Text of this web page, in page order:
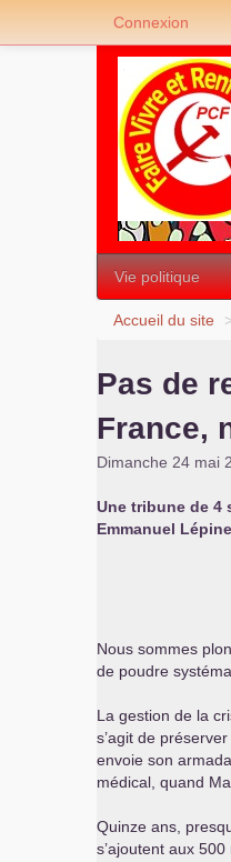
Vie politique
Accueil du site >
Pas de
France,
Dimanche 24 mai
Une tribune de 4
Emmanuel
Nous sommes
de poudre
La gestion de la
s’agit de
envoie son
médical, quand
Quinze ans,
s’ajoutent aux
Connexion